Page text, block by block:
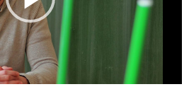
Play
Video